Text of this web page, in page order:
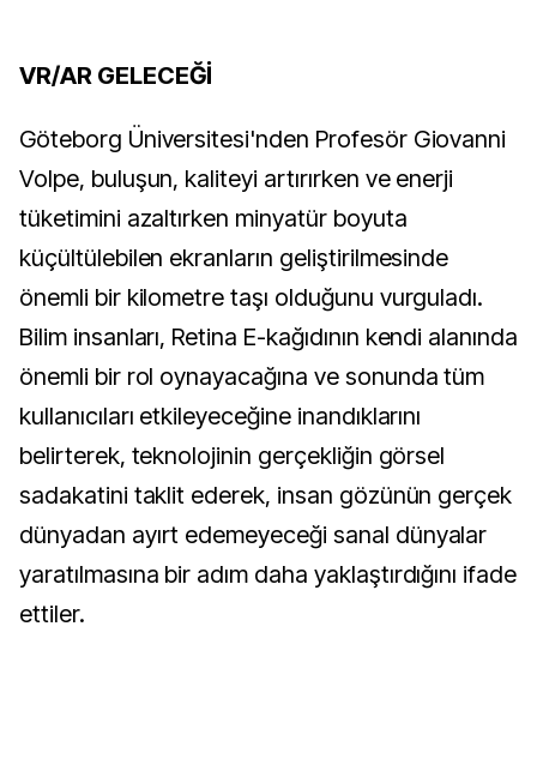
VR/AR GELECEĞİ
Göteborg Üniversitesi'nden Profesör Giovanni
Volpe, buluşun, kaliteyi artırırken ve enerji
tüketimini azaltırken minyatür boyuta
küçültülebilen ekranların geliştirilmesinde
önemli bir kilometre taşı olduğunu vurguladı.
Bilim insanları, Retina E-kağıdının kendi alanında
önemli bir rol oynayacağına ve sonunda tüm
kullanıcıları etkileyeceğine inandıklarını
belirterek, teknolojinin gerçekliğin görsel
sadakatini taklit ederek, insan gözünün gerçek
dünyadan ayırt edemeyeceği sanal dünyalar
yaratılmasına bir adım daha yaklaştırdığını ifade
ettiler.